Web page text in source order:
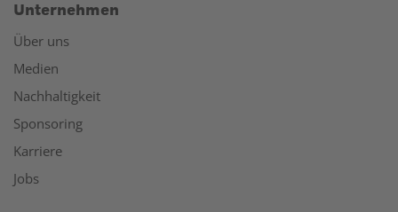
Unternehmen
Über uns
Medien
Nachhaltigkeit
Sponsoring
Karriere
Jobs